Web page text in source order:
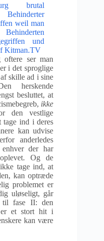
brutal
Behinderter
weil man
Behinderten
und
Kitman.TV
oftere ser man
i det sproglige
skille ad i sine
herskende
besluttet, at
ikke
den vestlige
tage ind i deres
kan udvise
anderledes
enhver der har
Og de
tage ind, at
kan optræde
problemet er
uløseligt, går
til fase II: den
er et stort hit i
kan være